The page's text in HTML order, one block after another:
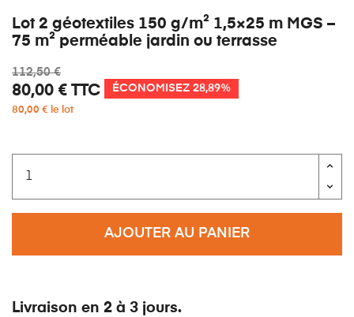
Lot 2 géotextiles 150 g/m² 1,5×25 m MGS –
75 m² perméable jardin ou terrasse
112,50 €
80,00 € TTC ÉCONOMISEZ 28,89%
80,00 € le lot
AJOUTER AU PANIER
Livraison en 2 à 3 jours.